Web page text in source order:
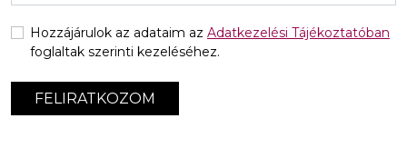
FELIRATKOZOM
Hozzájárulok az adataim az Adatkezelési Tájékoztatóban
foglaltak szerinti kezeléséhez.